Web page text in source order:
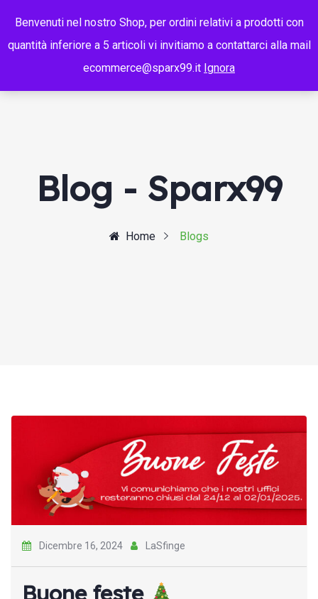
Blog - Sparx99
Home Blogs
Dicembre 16, 2024 LaSfinge
Buone feste
Benvenuti nel nostro Shop, per ordini relativi a prodotti con
quantità inferiore a 5 articoli vi invitiamo a contattarci alla mail
ecommerce@sparx99.it Ignora